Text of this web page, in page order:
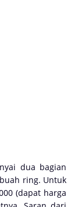
dua bagian
ring. Untuk
(dapat harga